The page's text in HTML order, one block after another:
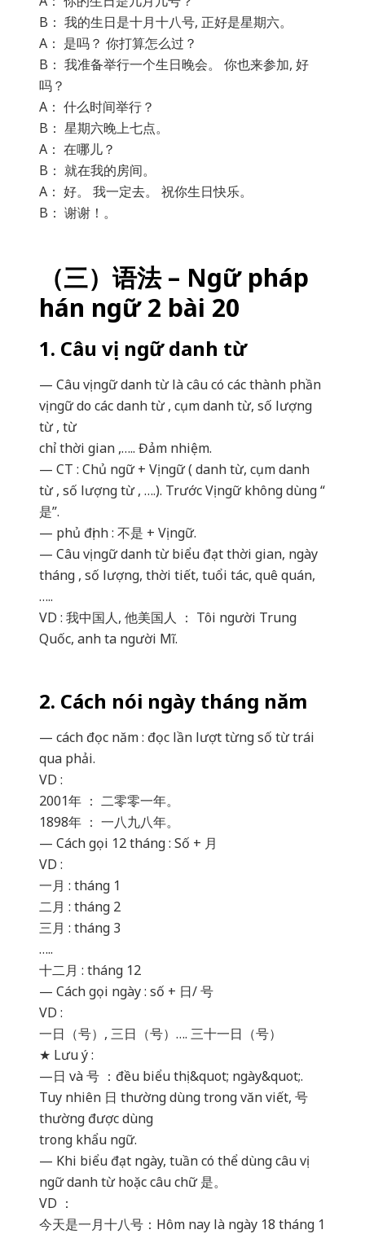
B： 我的生日是十月十八号, 正好是星期六。
A： 是吗？ 你打算怎么过？
B： 我准备举行一个生日晚会。 你也来参加, 好
吗？
A： 什么时间举行？
B： 星期六晚上七点。
A： 在哪儿？
B： 就在我的房间。
A： 好。 我一定去。 祝你生日快乐。
B： 谢谢！。
（三）语法 – Ngữ pháp
hán ngữ 2 bài 20
1. Câu vị ngữ danh từ
— Câu vị ngữ danh từ là câu có các thành phần
vị ngữ do các danh từ , cụm danh từ, số lượng
từ , từ
chỉ thời gian ,….. Đảm nhiệm.
— CT : Chủ ngữ + Vị ngữ ( danh từ, cụm danh
từ , số lượng từ , ….). Trước Vị ngữ không dùng “
是”.
— phủ định : 不是 + Vị ngữ.
— Câu vị ngữ danh từ biểu đạt thời gian, ngày
tháng , số lượng, thời tiết, tuổi tác, quê quán,
…..
VD : 我中国人, 他美国人 ： Tôi người Trung
Quốc, anh ta người Mĩ.
2. Cách nói ngày tháng năm
— cách đọc năm : đọc lần lượt từng số từ trái
qua phải.
VD :
2001年 ： 二零零一年。
1898年 ： 一八九八年。
— Cách gọi 12 tháng : Số + 月
VD :
一月 : tháng 1
二月 : tháng 2
三月 : tháng 3
…..
十二月 : tháng 12
— Cách gọi ngày : số + 日/ 号
VD :
一日（号）, 三日（号）…. 三十一日（号）
★ Lưu ý :
—日 và 号 ：đều biểu thị &quot; ngày&quot;.
Tuy nhiên 日 thường dùng trong văn viết, 号
thường được dùng
trong khẩu ngữ.
— Khi biểu đạt ngày, tuần có thể dùng câu vị
ngữ danh từ hoặc câu chữ 是。
VD ：
今天是一月十八号：Hôm nay là ngày 18 tháng 1